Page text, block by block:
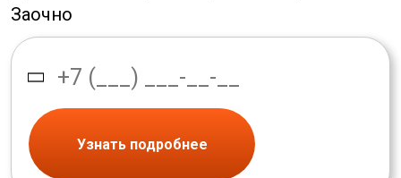
Заочно
Узнать подробнее